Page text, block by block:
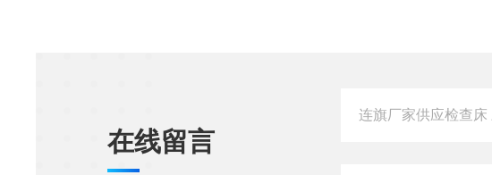
在线留言